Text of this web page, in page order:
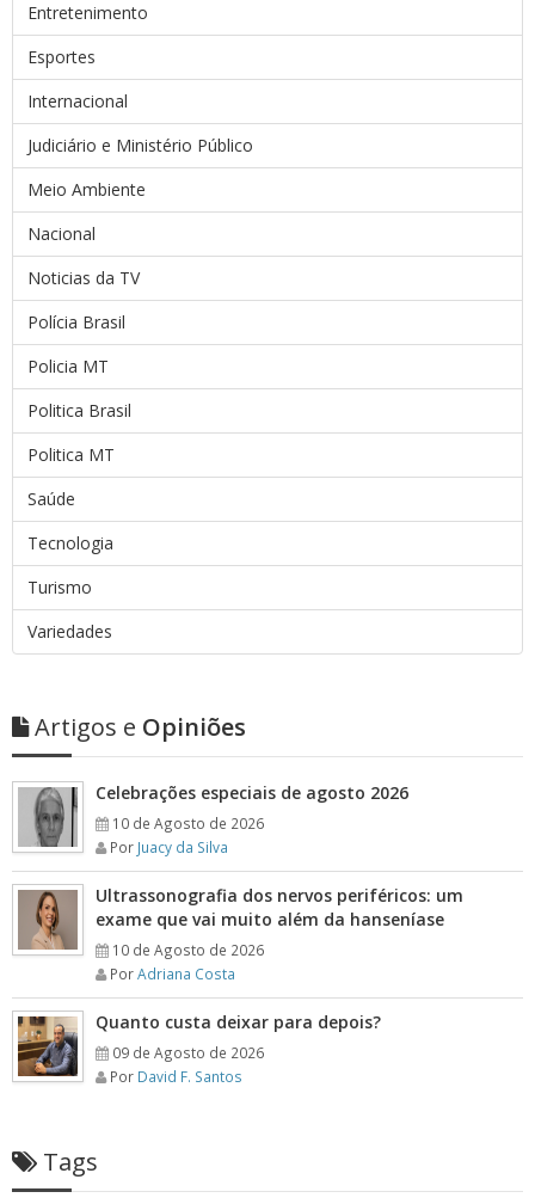
Entretenimento
Esportes
Internacional
Judiciário e Ministério Público
Meio Ambiente
Nacional
Noticias da TV
Polícia Brasil
Policia MT
Politica Brasil
Politica MT
Saúde
Tecnologia
Turismo
Variedades
Artigos e Opiniões
Celebrações especiais de agosto 2026
10 de Agosto de 2026
Por Juacy da Silva
Ultrassonografia dos nervos periféricos: um
exame que vai muito além da hanseníase
10 de Agosto de 2026
PorAdriana Costa
Quanto custa deixar para depois?
09 de Agosto de 2026
Por David F. Santos
Tags